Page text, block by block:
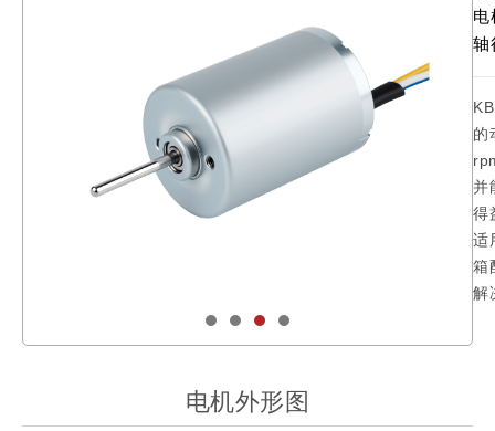
电
轴
的
并
得
适
箱
解
电机外形图